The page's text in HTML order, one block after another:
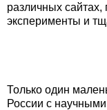
различных
эксперименты и
Только один
России с